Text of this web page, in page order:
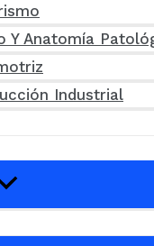
Y Anatomía
Industrial